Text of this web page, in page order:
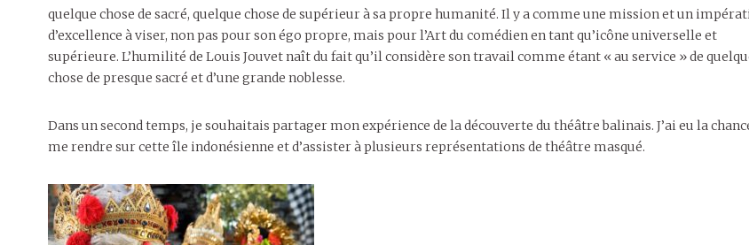
quelque chose de sacré, quelque chose de supérieur à sa propre humanité. Il y a comme une mission et un
d’excellence à viser, non pas pour son égo propre, mais pour l’Art du comédien en tant qu’icône universelle et
supérieure. L’humilité de Louis Jouvet naît du fait qu’il considère son travail comme étant « au service » de
chose de presque sacré et d’une grande noblesse.
Dans un second temps, je souhaitais partager mon expérience de la découverte du théâtre balinais. J’ai eu la
me rendre sur cette île indonésienne et d’assister à plusieurs représentations de théâtre masqué.